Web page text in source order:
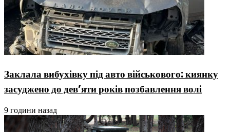
Заклала вибухівку під авто військового: киянку
засуджено до дев’яти років позбавлення волі
9 години назад